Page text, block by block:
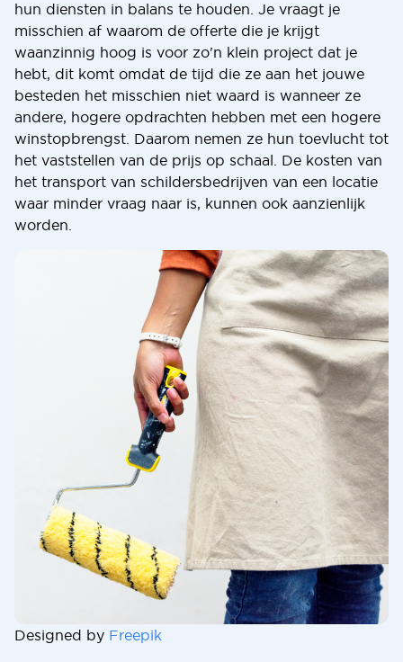
hun diensten in balans te houden. Je vraagt je
misschien af waarom de offerte die je krijgt
waanzinnig hoog is voor zo'n klein project dat je
hebt, dit komt omdat de tijd die ze aan het jouwe
besteden het misschien niet waard is wanneer ze
andere, hogere opdrachten hebben met een hogere
winstopbrengst. Daarom nemen ze hun toevlucht tot
het vaststellen van de prijs op schaal. De kosten van
het transport van schildersbedrijven van een locatie
waar minder vraag naar is, kunnen ook aanzienlijk
worden.
Designed by Freepik